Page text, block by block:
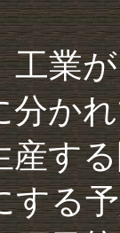
工業
分か
産す
する